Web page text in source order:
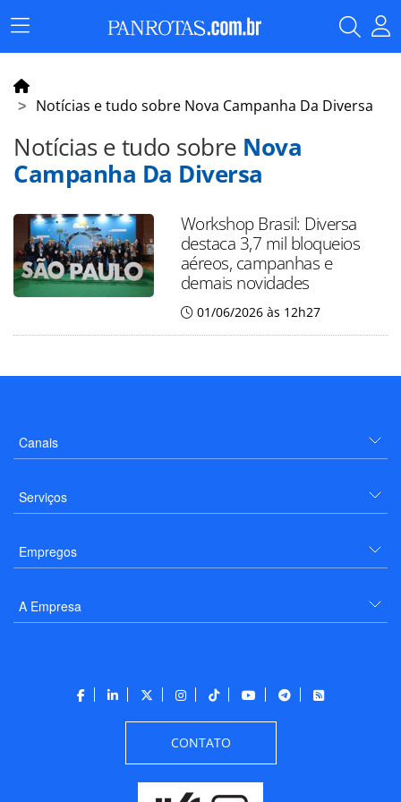
Menu
Principal
Notícias e tudo sobre Nova Campanha Da Diversa
Notícias e tudo sobre Nova
Campanha Da Diversa
Workshop Brasil: Diversa
destaca 3,7 mil bloqueios
aéreos, campanhas e
demais novidades
01/06/2026 às 12h27
Canais
Serviços
Empregos
A Empresa
CONTATO